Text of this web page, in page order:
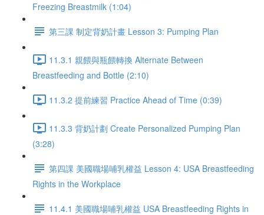
Freezing Breastmilk (1:04)
第三課 制定背奶計畫 Lesson 3: Pumping Plan
11.3.1 親餵與瓶餵轉換 Alternate Between
Breastfeeding and Bottle (2:10)
11.3.2 提前練習 Practice Ahead of Time (0:39)
11.3.3 背奶計劃 Create Personalized Pumping Plan
(3:28)
第四課 美國職場哺乳權益 Lesson 4: USA Breastfeeding
Rights in the Workplace
11.4.1 美國職場哺乳權益 USA Breastfeeding Rights in